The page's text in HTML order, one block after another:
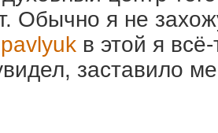
Обычно я не
pavlyuk в этой я
заставило